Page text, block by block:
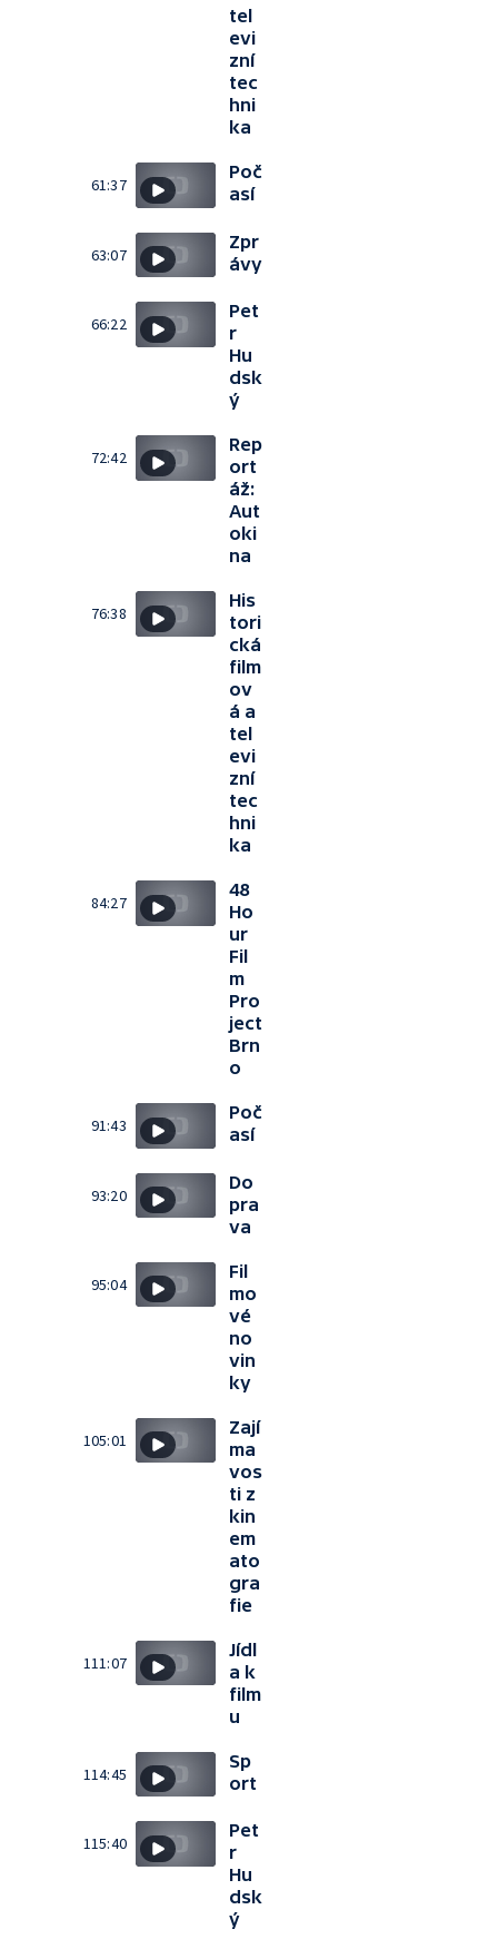
tel
evi
zní
tec
hni
ka
61:37
Poč
así
63:07
Zpr
ávy
66:22
Pet
r
Hu
dsk
ý
72:42
Rep
ort
áž:
Aut
oki
na
76:38
His
tori
cká
film
ov
á a
tel
evi
zní
tec
hni
ka
84:27
48
Ho
ur
Fil
m
Pro
ject
Brn
o
91:43
Poč
así
93:20
Do
pra
va
95:04
Fil
mo
vé
no
vin
ky
105:01
Zají
ma
vos
ti z
kin
em
ato
gra
fie
111:07
Jídl
a k
film
u
114:45
Sp
ort
115:40
Pet
r
Hu
dsk
ý